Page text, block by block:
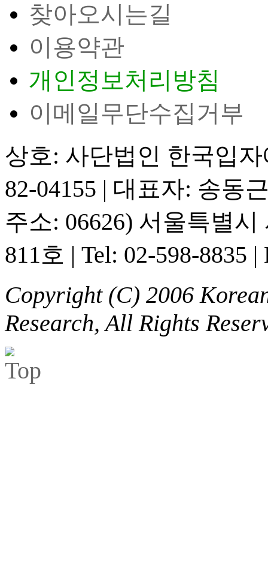
찾아오시는길
이용약관
개인정보처리방침
이메일무단수집거부
상호: 사단법인 한국입
82-04155 | 대표자: 송동
주소: 06626) 서울특별
811호 | Tel: 02-598-8835 |
Copyright (C) 2006
Research, All Rights